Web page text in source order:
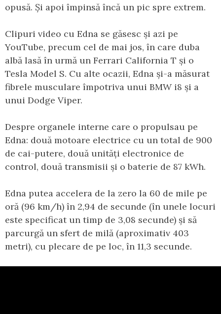
opusă. Și apoi împinsă încă un pic spre extrem.
Clipuri video cu Edna se găsesc și azi pe
YouTube, precum cel de mai jos, în care duba
albă lasă în urmă un Ferrari California T și o
Tesla Model S. Cu alte ocazii, Edna și-a măsurat
fibrele musculare împotriva unui BMW i8 și a
unui Dodge Viper.
Despre organele interne care o propulsau pe
Edna: două motoare electrice cu un total de 900
de cai-putere, două unități electronice de
control, două transmisii și o baterie de 87 kWh.
Edna putea accelera de la zero la 60 de mile pe
oră (96 km/h) în 2,94 de secunde (în unele locuri
este specificat un timp de 3,08 secunde) și să
parcurgă un sfert de milă (aproximativ 403
metri), cu plecare de pe loc, în 11,3 secunde.